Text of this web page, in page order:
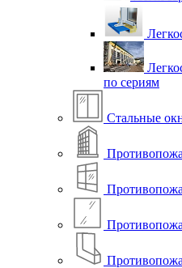
по сериям
Стальные